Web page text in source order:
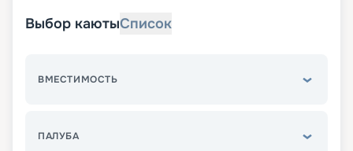
Выбор каютыСписок
ВМЕСТИМОСТЬ
ПАЛУБА